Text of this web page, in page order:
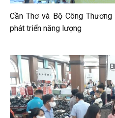
Cần Thơ và Bộ Công Thương
phát triển năng lượng